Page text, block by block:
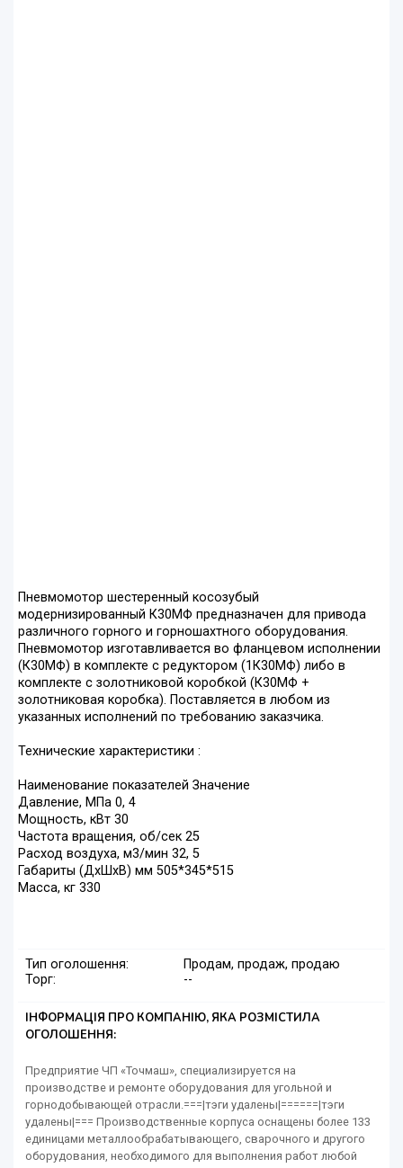
Пневмомотор шестеренный косозубый
модернизированный К30МФ предназначен для привода
различного горного и горношахтного оборудования.
Пневмомотор изготавливается во фланцевом исполнении
(К30МФ) в комплекте с редуктором (1К30МФ) либо в
комплекте с золотниковой коробкой (К30МФ +
золотниковая коробка). Поставляется в любом из
указанных исполнений по требованию заказчика.
Технические характеристики :
Наименование показателей Значение
Давление, МПа 0, 4
Мощность, кВт 30
Частота вращения, об/сек 25
Расход воздуха, м3/мин 32, 5
Габариты (ДхШхВ) мм 505*345*515
Масса, кг 330
Тип оголошення:
Продам, продаж, продаю
Торг:
--
ІНФОРМАЦІЯ ПРО КОМПАНІЮ, ЯКА РОЗМІСТИЛА
ОГОЛОШЕННЯ:
Предприятие ЧП «Точмаш», специализируется на
производстве и ремонте оборудования для угольной и
горнодобывающей отрасли.===|тэги удалены|======|тэги
удалены|=== Производственные корпуса оснащены более 133
единицами металлообрабатывающего, сварочного и другого
оборудования, необходимого для выполнения работ любой